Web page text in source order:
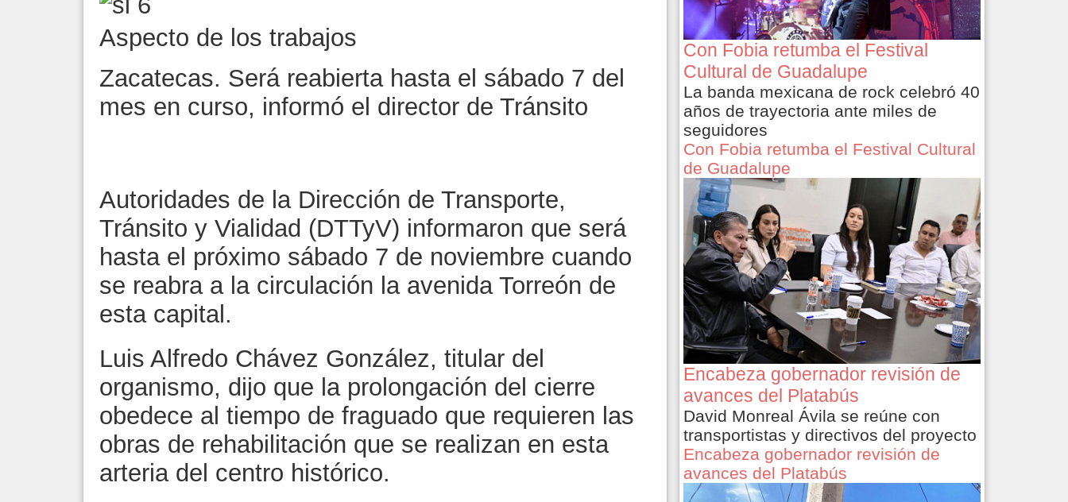
Aspecto de los trabajos
Zacatecas. Será reabierta hasta el sábado 7 del
mes en curso, informó el director de Tránsito
Autoridades de la Dirección de Transporte,
Tránsito y Vialidad (DTTyV) informaron que será
hasta el próximo sábado 7 de noviembre cuando
se reabra a la circulación la avenida Torreón de
esta capital.
Luis Alfredo Chávez González, titular del
organismo, dijo que la prolongación del cierre
obedece al tiempo de fraguado que requieren las
obras de rehabilitación que se realizan en esta
arteria del centro histórico.
Con Fobia retumba el Festival
Cultural de Guadalupe
La banda mexicana de rock celebró 40
años de trayectoria ante miles de
seguidores
Con Fobia retumba el Festival Cultural
de Guadalupe
Encabeza gobernador revisión de
avances del Platabús
David Monreal Ávila se reúne con
transportistas y directivos del proyecto
Encabeza gobernador revisión de
avances del Platabús